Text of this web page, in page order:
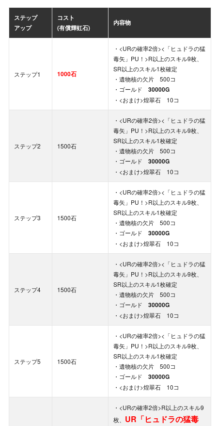
ステップ
アップ
コスト
(有償輝虹石)
内容物
ステップ1 1000石
・<URの確率2倍><「ヒュドラの猛
毒矢」PU！>R以上のスキル9枚、
SR以上のスキル1枚確定
・遺物核の欠片 500コ
・ゴールド 30000G
・<おまけ>煌翠石 10コ
ステップ2 1500石
・<URの確率2倍><「ヒュドラの猛
毒矢」PU！>R以上のスキル9枚、
SR以上のスキル1枚確定
・遺物核の欠片 500コ
・ゴールド 30000G
・<おまけ>煌翠石 10コ
ステップ3 1500石
・<URの確率2倍><「ヒュドラの猛
毒矢」PU！>R以上のスキル9枚、
SR以上のスキル1枚確定
・遺物核の欠片 500コ
・ゴールド 30000G
・<おまけ>煌翠石 10コ
ステップ4 1500石
・<URの確率2倍><「ヒュドラの猛
毒矢」PU！>R以上のスキル9枚、
SR以上のスキル1枚確定
・遺物核の欠片 500コ
・ゴールド 30000G
・<おまけ>煌翠石 10コ
ステップ5 1500石
・<URの確率2倍><「ヒュドラの猛
毒矢」PU！>R以上のスキル9枚、
SR以上のスキル1枚確定
・遺物核の欠片 500コ
・ゴールド 30000G
・<おまけ>煌翠石 10コ
・<URの確率2倍>R以上のスキル9
枚、 UR「ヒュドラの猛毒